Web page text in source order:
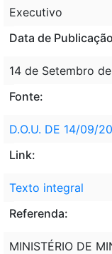
Executivo
Data de
14 de Setembro
Fonte:
D.O.U. DE 14/09/
Link:
Texto integral
Referenda:
MINISTÉRIO DE